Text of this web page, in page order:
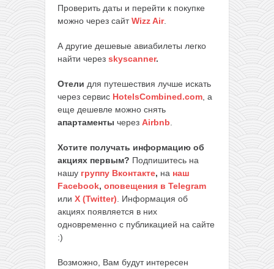
Проверить даты и перейти к покупке
можно через сайтWizz Air.
А другие дешевые авиабилеты легко
найти через skyscanner.
Отели для путешествия лучше искать
через сервис HotelsCombined.com , а
еще дешевле можно снять
апартаменты через Airbnb
Хотите получать информацию об
акциях первым? Подпишитесь на
нашу группу Вконтакте, на наш
Facebook, оповещения в Telegram
или X (Twitter) . Информация об
акциях появляется в них
одновременно с публикацией на сайте
:)
Возможно, Вам будут интересен